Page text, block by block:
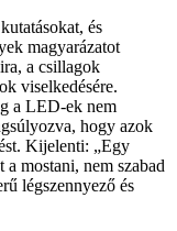
és
magyarázatot
a csillagok
viselkedésére.
a LED-ek nem
hogy azok
Kijelenti: „Egy
mostani, nem szabad
légszennyező és